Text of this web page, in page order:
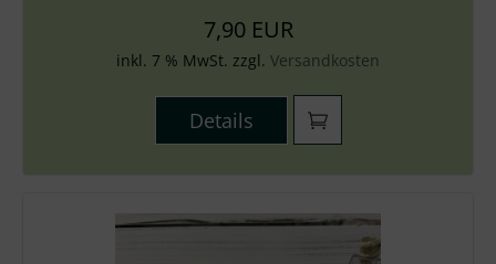
7,90 EUR
inkl. 7 % MwSt. zzgl. Versandkosten
Details